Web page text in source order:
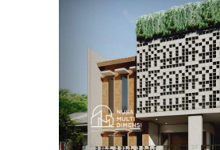
Desain Rumah
di Cibinong Bogor
DESAIN RUMAH TERBAIK